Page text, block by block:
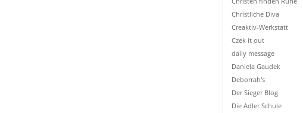
Christliche Diva
Creaktiv-Werkstatt
Czek it out
daily message
Daniela Gaudek
Deborrah's
Der Sieger Blog
Die Adler Schule